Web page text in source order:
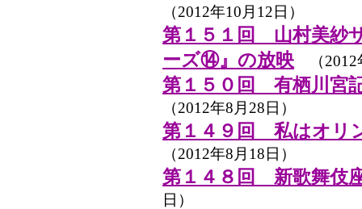
（2012年10月12日）
第１５１回 山村美紗
ーズ⑭』の放映 （2012
第１５０回 有栖川宮
（2012年8月28日）
第１４９回 私はオリ
（2012年8月18日）
第１４８回 新歌舞伎
日）